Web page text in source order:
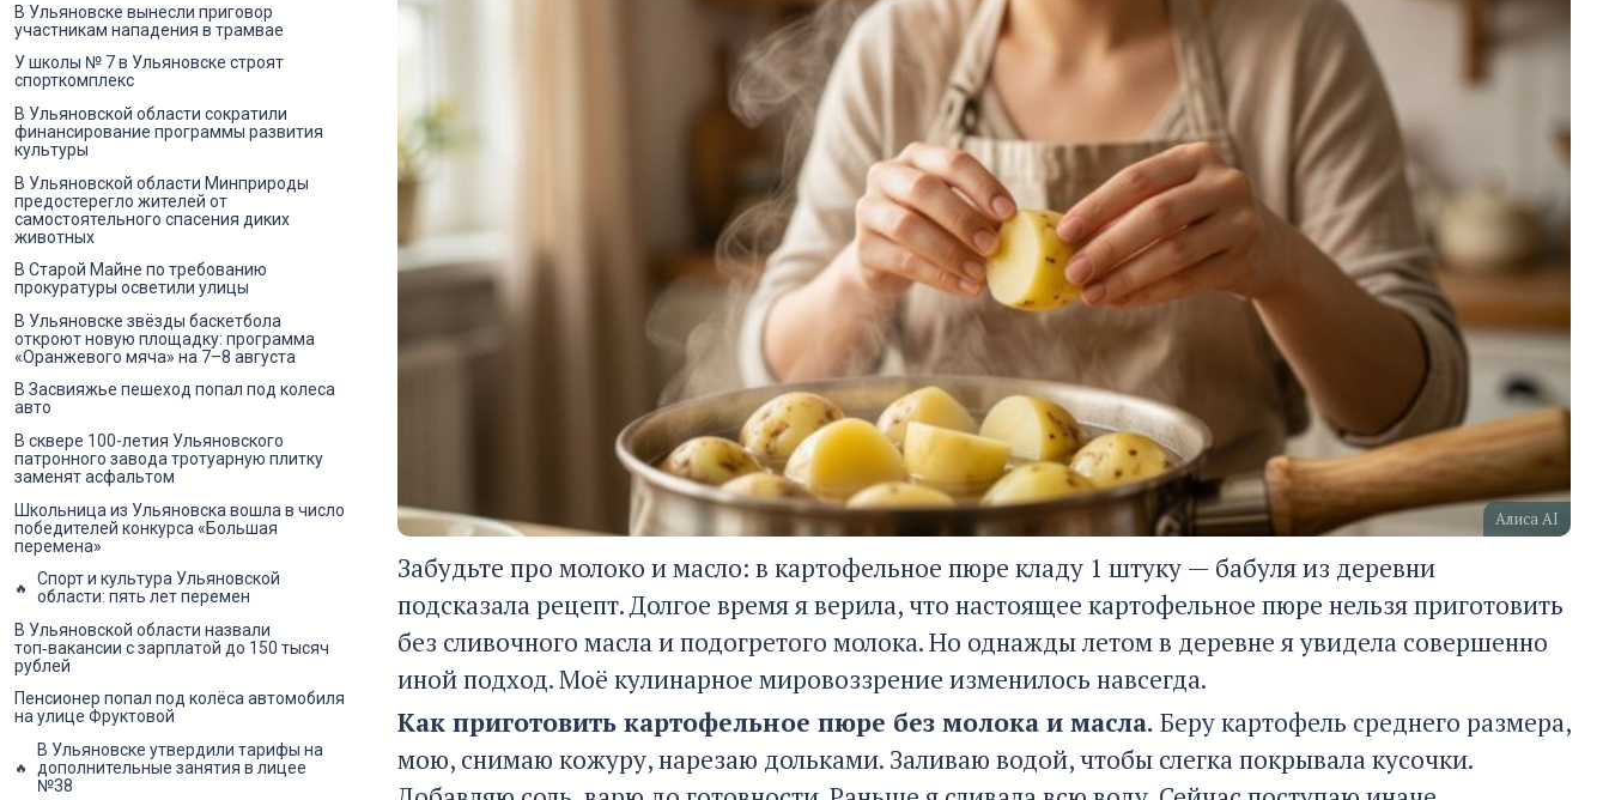
Алиса AI
Забудьте про молоко и масло: в картофельное пюре кладу 1 штуку — бабуля из деревни
подсказала рецепт. Долгое время я верила, что настоящее картофельное пюре нельзя приготовить
без сливочного масла и подогретого молока. Но однажды летом в деревне я увидела совершенно
иной подход. Моё кулинарное мировоззрение изменилось навсегда.
Как приготовить картофельное пюре без молока и масла. Беру картофель среднего размера,
мою, снимаю кожуру, нарезаю дольками. Заливаю водой, чтобы слегка покрывала кусочки.
В Ульяновске вынесли приговор
участникам нападения в трамвае
У школы № 7 в Ульяновске строят
спорткомплекс
В Ульяновской области сократили
финансирование программы развития
культуры
В Ульяновской области Минприроды
предостерегло жителей от
самостоятельного спасения диких
животных
В Старой Майне по требованию
прокуратуры осветили улицы
В Ульяновске звёзды баскетбола
откроют новую площадку: программа
«Оранжевого мяча» на 7–8 августа
В Засвияжье пешеход попал под колеса
авто
В сквере 100-летия Ульяновского
патронного завода тротуарную плитку
заменят асфальтом
Школьница из Ульяновска вошла в число
победителей конкурса «Большая
перемена»
Спорт и культура Ульяновской
области: пять лет перемен
В Ульяновской области назвали
топ‑вакансии с зарплатой до 150 тысяч
рублей
Пенсионер попал под колёса автомобиля
на улице Фруктовой
В Ульяновске утвердили тарифы на
дополнительные занятия в лицее
№38